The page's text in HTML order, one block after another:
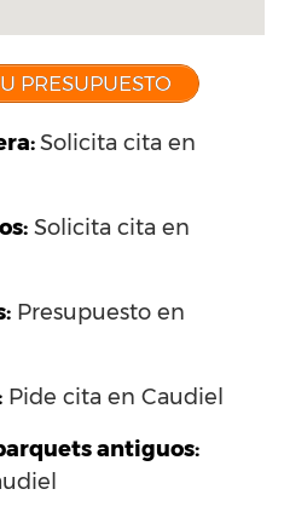
PRESUPUESTO
Solicita cita en
: Solicita cita en
Presupuesto en
Pide cita en Caudiel
antiguos: